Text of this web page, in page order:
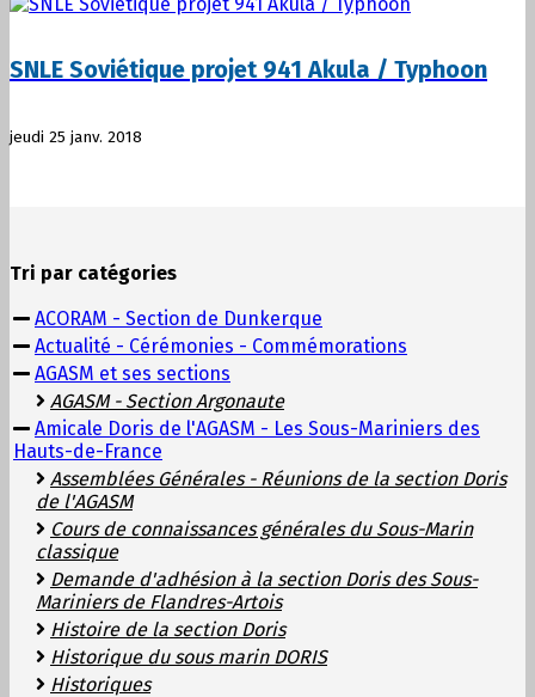
SNLE Soviétique projet 941 Akula / Typhoon
jeudi 25 janv. 2018
Tri par catégories
ACORAM - Section de Dunkerque
Actualité - Cérémonies - Commémorations
AGASM et ses sections
AGASM - Section Argonaute
Amicale Doris de l'AGASM - Les Sous-Mariniers des
Hauts-de-France
Assemblées Générales - Réunions de la section Doris
de l'AGASM
Cours de connaissances générales du Sous-Marin
classique
Demande d'adhésion à la section Doris des Sous-
Mariniers de Flandres-Artois
Histoire de la section Doris
Historique du sous marin DORIS
Historiques